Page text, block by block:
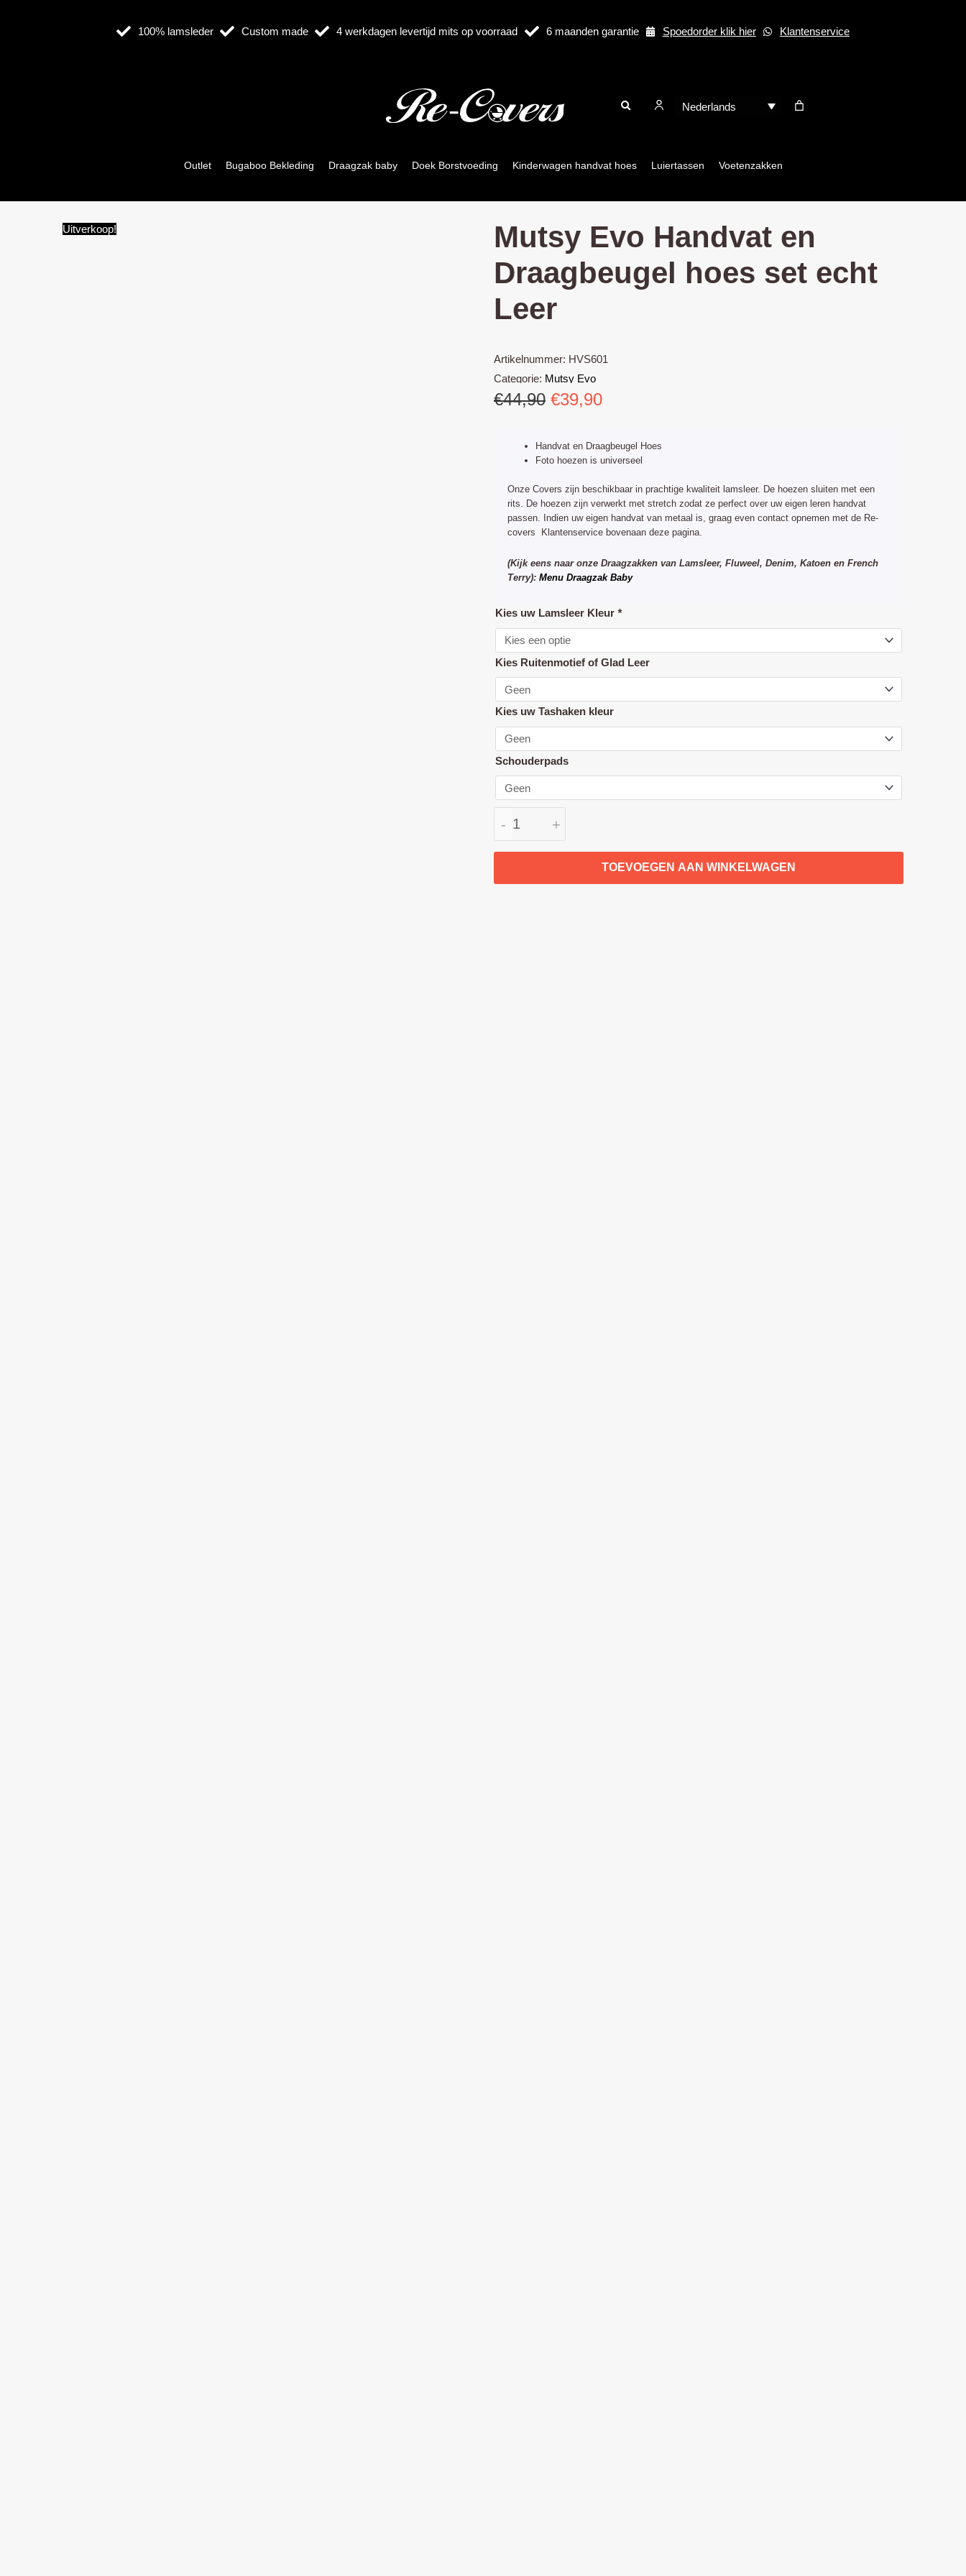
100% lamsleder Custom made 4 werkdagen levertijd mits op voorraad 6 maanden garantie Spoedorder klik hier Klantenservice
Nederlands
Outlet Bugaboo Bekleding Draagzak baby Doek Borstvoeding Kinderwagen handvat hoes Luiertassen Voetenzakken
Uitverkoop!
Mutsy Evo Handvat en
Draagbeugel hoes set echt
Leer
Artikelnummer: HVS601
Categorie: Mutsy Evo
€44,90 Oorspronkelijke
was:
€44,90.
€39,90Huidige
is:
€39,90.
Handvat en Draagbeugel Hoes
Foto hoezen is universeel
Onze Covers zijn beschikbaar in prachtige kwaliteit lamsleer. De hoezen sluiten met een
rits. De hoezen zijn verwerkt met stretch zodat ze perfect over uw eigen leren handvat
passen. Indien uw eigen handvat van metaal is, graag even contact opnemen met de Re-
covers Klantenservice bovenaan deze pagina.
(Kijk eens naar onze Draagzakken van Lamsleer, Fluweel, Denim, Katoen en French
Terry): Menu Draagzak Baby
Kies uw Lamsleer Kleur *
Kies Ruitenmotief of Glad Leer
Kies uw Tashaken kleur
Schouderpads
-
Mutsy
Evo
Handvat
en
Draagbeugel
hoes
set
echt
Leer
aantal
+
TOEVOEGEN AAN WINKELWAGEN